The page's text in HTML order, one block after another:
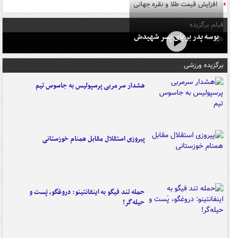
افزایش قیمت طلا و نقره جهانی
فیلم برگزیده
بوسه‌ پدر بر پای پسر شهیدش
برگزیده ورزشی
هشدار سرمربی پرسپولیس به جاسوس تیم
پیروزی استقلال مقابل همنام خوزستانی
حمله تند فیگو به اینفانتینو: دروغگو، پَست‌ و
حیله‌گر!